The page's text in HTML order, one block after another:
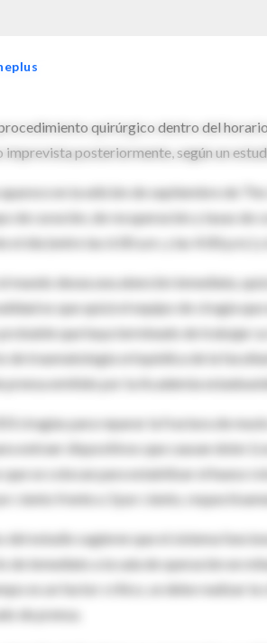
quirúrgico dentro del
imprevista posteriormente, según un
aparece en la edición de septiembre de
de curación, de recuperación y tasas
el día (entre las 6:00 a.m. y las 4:00 p.m.)
mundo desea una atención inmediata,
es que quizá el equipo de cirugía
probable que haya terminado de trabajar
de traumatología ortopédica de la
prensa emitido por la Academia
cirugías para reparar la fractura de
extraer dispositivos que causan dolor
que se colocan para estabilizar el hueso
ciento frente a 3 por ciento,
del estudio sugieren que el sistema
de inmediato a la sala de operación en
es un factor crítico, se debe realizar
de prensa.